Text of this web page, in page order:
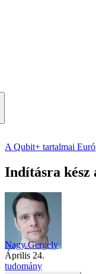
A Qubit+ tartalmai
Indításra kész
Nagy Gergely
április 24.
tudomány